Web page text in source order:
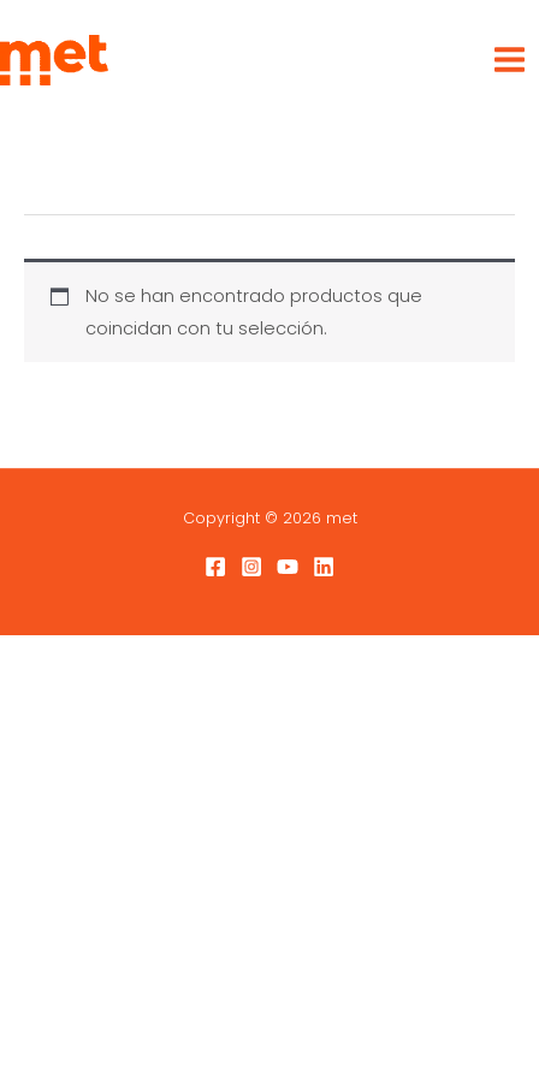
al
contenido
No se han encontrado productos que
coincidan con tu selección.
Copyright © 2026 met